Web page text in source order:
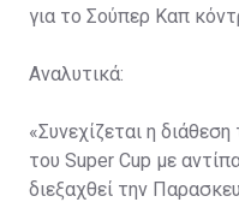
για το Σούπερ Καπ
Αναλυτικά:
«Συνεχίζεται η
του Super Cup με
διεξαχθεί την